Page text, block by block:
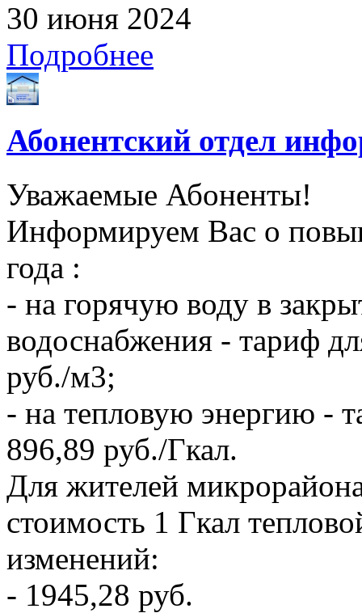
30 июня 2024
Подробнее
Абонентский отдел
Уважаемые Абоненты!
Информируем Вас о
года :
- на горячую воду в
водоснабжения - тариф
руб./м3;
- на тепловую энергию -
896,89 руб./Гкал.
Для жителей
стоимость 1 Гкал
изменений:
- 1945,28 руб.